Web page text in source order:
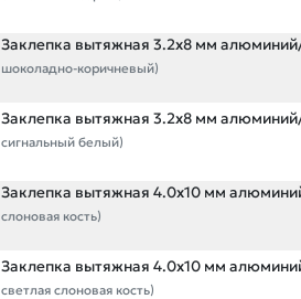
Заклепка вытяжная 3.2х8 мм алюминий/
шоколадно-коричневый)
Заклепка вытяжная 3.2х8 мм алюминий/
сигнальный белый)
Заклепка вытяжная 4.0х10 мм
слоновая кость)
Заклепка вытяжная 4.0х10 мм
светлая слоновая кость)